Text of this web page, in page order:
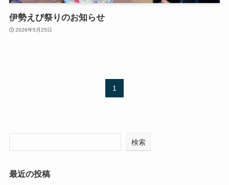
伊勢えび祭りのお知らせ
2026年5月25日
1
検索
最近の投稿